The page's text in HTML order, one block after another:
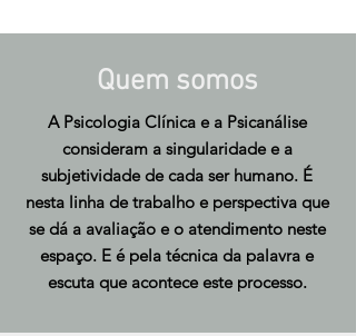
Quem somos
A Psicologia Clínica e a Psicanálise
consideram a singularidade e a
subjetividade de cada ser humano. É
nesta linha de trabalho e perspectiva que
se dá a avaliação e o atendimento neste
espaço. E é pela técnica da palavra e
escuta que acontece este processo.